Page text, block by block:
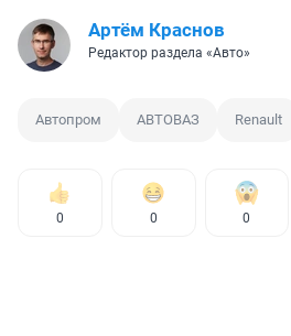
Артём Краснов
Редактор раздела «Авто»
Автопром АВТОВАЗ Renault
0 0 0